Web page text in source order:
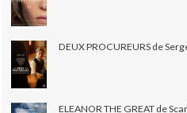
DEUX PROCUREURS de
ELEANOR THE GREAT de